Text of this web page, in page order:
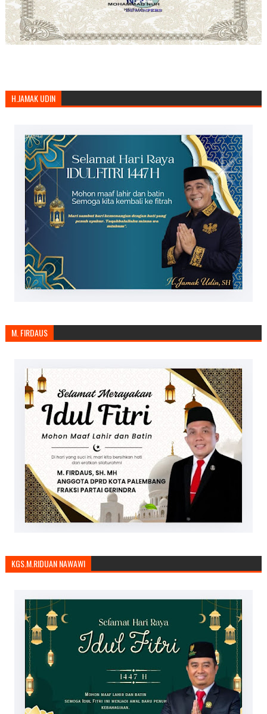
H.JAMAK UDIN
M. FIRDAUS
KGS.M.RIDUAN NAWAWI